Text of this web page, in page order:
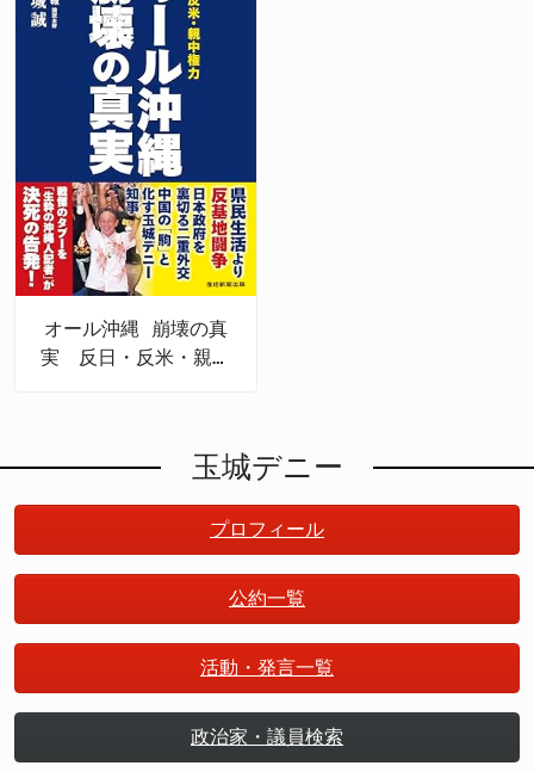
オール沖縄 崩壊の真
実 反日・反米・親中
玉城デニー
プロフィール
公約一覧
活動・発言一覧
政治家・議員検索